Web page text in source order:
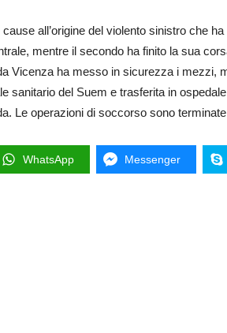
all’origine del violento sinistro che
mentre il secondo ha finito la sua
Vicenza ha messo in sicurezza i mezzi,
sanitario del Suem e trasferita in
Le operazioni di soccorso sono terminate
WhatsApp Messenger